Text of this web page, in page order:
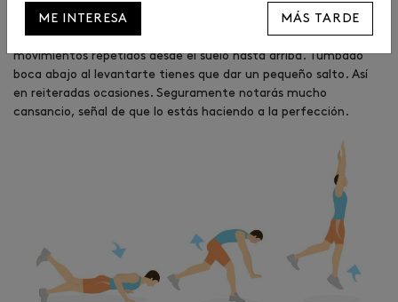
5. Burpees
Para finalizar no pueden faltar los ‘burpees’. Se trata de
movimientos repetidos desde el suelo hasta arriba. Tumbado
boca abajo al levantarte tienes que dar un pequeño salto. Así
en reiteradas ocasiones. Seguramente notarás mucho
cansancio, señal de que lo estás haciendo a la perfección.
ME INTERESA MÁS TARDE